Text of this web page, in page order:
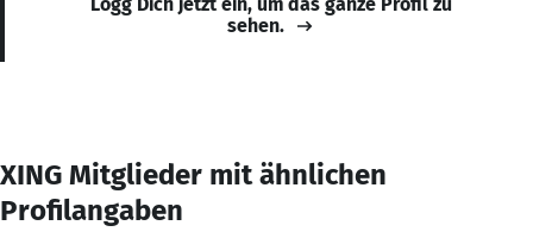
sehen.
XING Mitglieder mit ähnlichen
Profilangaben